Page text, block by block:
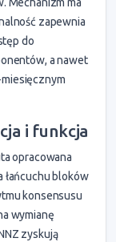
zapewnia
do
a nawet
i funkcja
opracowana
bloków
konsensusu
wymianę
zyskują